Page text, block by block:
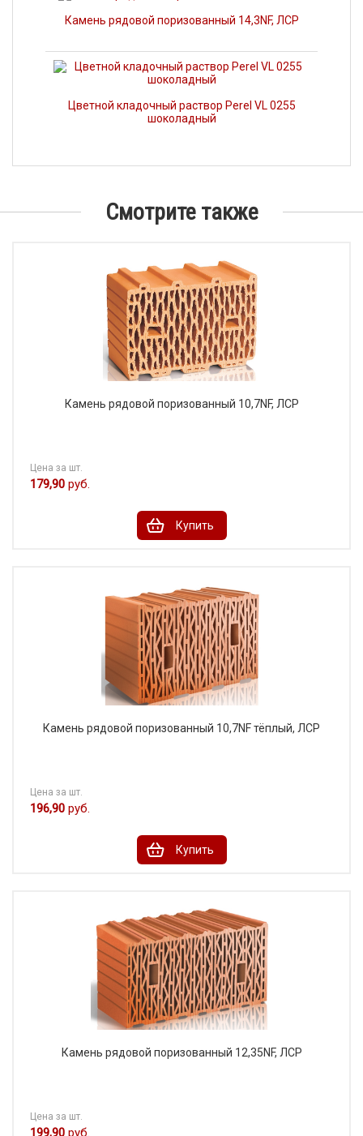
Камень рядовой поризованный 14,3NF, ЛСР
Цветной кладочный раствор Perel VL 0255
шоколадный
Смотрите также
Камень рядовой поризованный 10,7NF, ЛСР
Цена за шт.
179,90 руб.
Купить
Камень рядовой поризованный 10,7NF тёплый, ЛСР
Цена за шт.
196,90 руб.
Купить
Камень рядовой поризованный 12,35NF, ЛСР
Цена за шт.